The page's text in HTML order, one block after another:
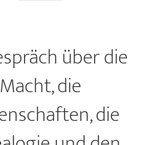
über die
Macht, die
die